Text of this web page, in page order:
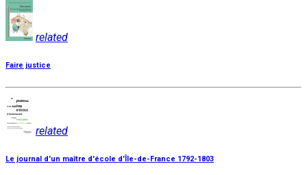
related
Faire justice
related
Le journal d'un maître d'école d'Île-de-France 1792-1803